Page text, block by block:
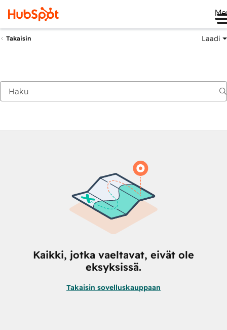
Takaisin Laadi
Kaikki, jotka vaeltavat, eivät ole
eksyksissä.
Takaisin sovelluskauppaan